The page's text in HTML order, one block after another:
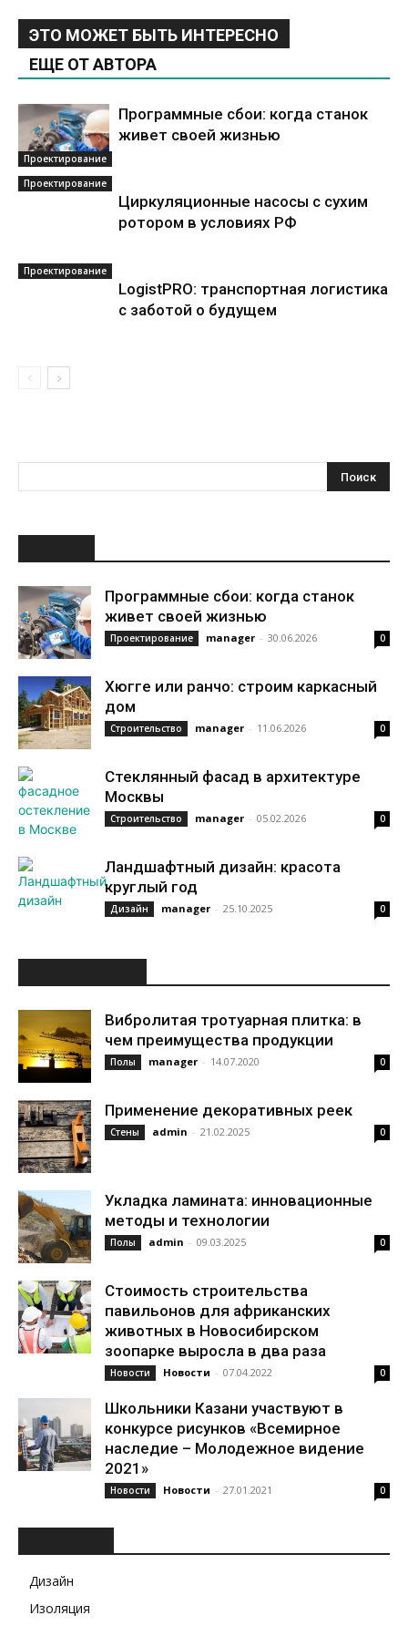
ЭТО МОЖЕТ БЫТЬ ИНТЕРЕСНО
ЕЩЕ ОТ АВТОРА
Проектирование
Программные сбои: когда станок
живет своей жизнью
Проектирование
Циркуляционные насосы с сухим
ротором в условиях РФ
Проектирование
LogistPRO: транспортная логистика
с заботой о будущем
Программные сбои: когда станок
живет своей жизнью
Проектирование manager - 30.06.2026 0
Хюгге или ранчо: строим каркасный
дом
Строительство manager - 11.06.2026 0
Стеклянный фасад в архитектуре
Москвы
Строительство manager - 05.02.2026 0
Ландшафтный дизайн: красота
круглый год
Дизайн manager - 25.10.2025 0
Вибролитая тротуарная плитка: в
чем преимущества продукции
Полы manager - 14.07.2020 0
Применение декоративных реек
Стены admin - 21.02.2025 0
Укладка ламината: инновационные
методы и технологии
Полы admin - 09.03.2025 0
Стоимость строительства
павильонов для африканских
животных в Новосибирском
зоопарке выросла в два раза
Новости Новости - 07.04.2022 0
Школьники Казани участвуют в
конкурсе рисунков «Всемирное
наследие – Молодежное видение
2021»
Новости Новости - 27.01.2021 0
Дизайн
Изоляция